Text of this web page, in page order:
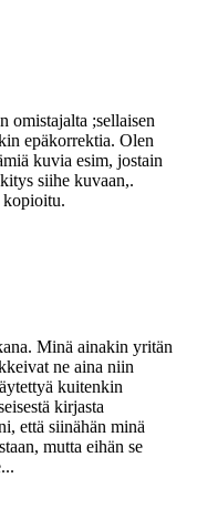
omistajalta ;sellaisen
epäkorrektia. Olen
kuvia esim, jostain
siihe kuvaan,.
kopioitu.
Minä ainakin yritän
ne aina niin
kuitenkin
kirjasta
että siinähän minä
mutta eihän se